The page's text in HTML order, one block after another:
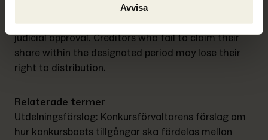
Avvisa
trustee. This process involves both monetary and
non-monetary distributions, and it is subject to
judicial approval. Creditors who fail to claim their
share within the designated period may lose their
right to distribution.
Relaterade termer
Utdelningsförslag: Konkursförvaltarens förslag om
hur konkursboets tillgångar ska fördelas mellan